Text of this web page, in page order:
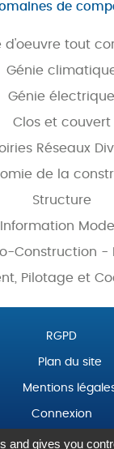
de
d'oeuvre tout
Génie
Génie électrique
Clos et couvert
Réseaux
de la
Structure
Construction -
Pilotage et
RGPD
Plan du site
Mentions
Connexion
and gives you